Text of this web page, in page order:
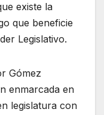
existe la
que beneficie
Legislativo.
Gómez
enmarcada en
legislatura con